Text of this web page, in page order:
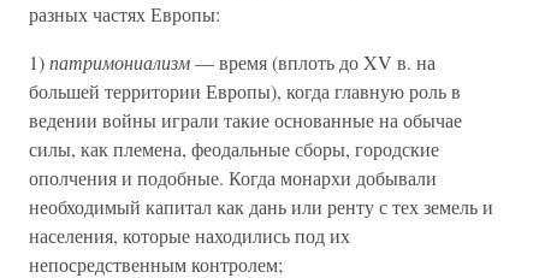
разных частях Европы:
1)патримониализм— время (вплоть до XV в. на
большей территории Европы), когда главную роль в
ведении войны играли такие основанные на обычае
силы, как племена, феодальные сборы, городские
ополчения и подобные. Когда монархи добывали
необходимый капитал как дань или ренту с тех земель и
населения, которые находились под их
непосредственным контролем;